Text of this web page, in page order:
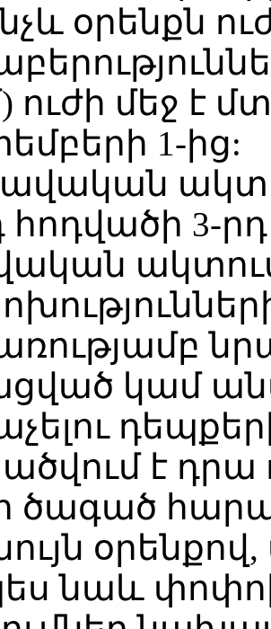
օրենքն
ուժի մեջ է
1-ից:
հոդվածի 3-
կամ
է դրա
ծագած
նաև